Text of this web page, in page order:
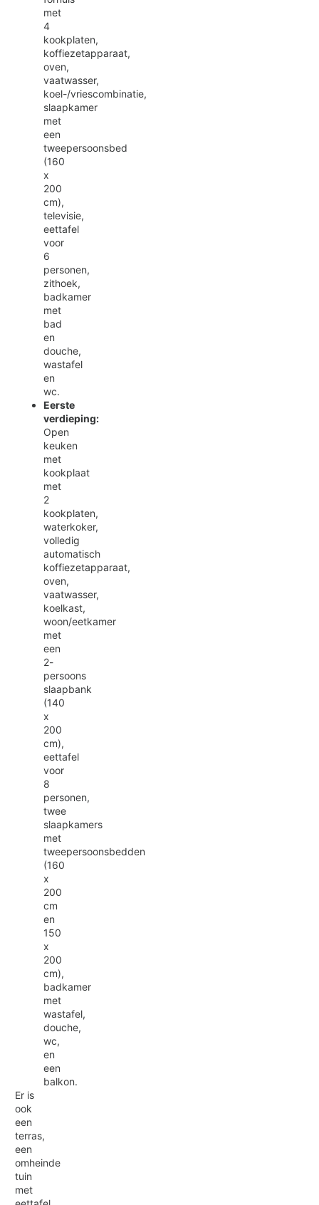
met
4
kookplaten,
koffiezetapparaat,
oven,
vaatwasser,
koel-/vriescombinatie,
slaapkamer
met
een
tweepersoonsbed
(160
x
200
cm),
televisie,
eettafel
voor
6
personen,
zithoek,
badkamer
met
bad
en
douche,
wastafel
en
wc.
Eerste
verdieping:
Open
keuken
met
kookplaat
met
2
kookplaten,
waterkoker,
volledig
automatisch
koffiezetapparaat,
oven,
vaatwasser,
koelkast,
woon/eetkamer
met
een
2-
persoons
slaapbank
(140
x
200
cm),
eettafel
voor
8
personen,
twee
slaapkamers
met
tweepersoonsbedden
(160
x
200
cm
en
150
x
200
cm),
badkamer
met
wastafel,
douche,
wc,
en
een
balkon.
Er is
ook
een
terras,
een
omheinde
tuin
met